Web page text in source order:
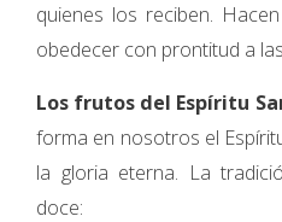
quienes los reciben.
obedecer con prontitud a
Los frutos del Espíritu
forma en nosotros el
la gloria eterna. La
doce: